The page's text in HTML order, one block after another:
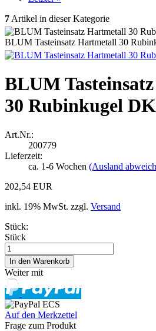
7 Artikel in dieser Kategorie
BLUM Tasteinsatz Hartmetall 30
BLUM
30 Rubinkugel
Art.Nr.:
200779
Lieferzeit:
ca. 1-6 Wochen (Ausland
202,54 EUR
inkl. 19% MwSt. zzgl. Versand
Stück:
Stück
Weiter mit
Auf den Merkzettel
Frage zum Produkt